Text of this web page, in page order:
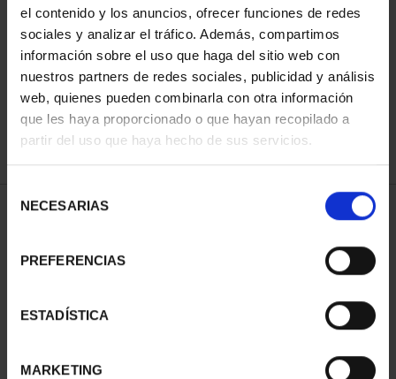
el contenido y los anuncios, ofrecer funciones de redes
sociales y analizar el tráfico. Además, compartimos
información sobre el uso que haga del sitio web con
nuestros partners de redes sociales, publicidad y análisis
web, quienes pueden combinarla con otra información
que les haya proporcionado o que hayan recopilado a
partir del uso que haya hecho de sus servicios.
NECESARIAS
PREFERENCIAS
ESTADÍSTICA
MARKETING
ORDENAR POR:
REFINAR
2 Productos encontrados